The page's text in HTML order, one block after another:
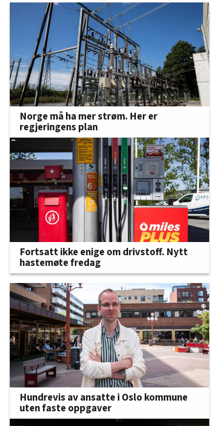
Norge må ha mer strøm. Her er
regjeringens plan
Fortsatt ikke enige om drivstoff. Nytt
hastemøte fredag
Hundrevis av ansatte i Oslo kommune
uten faste oppgaver